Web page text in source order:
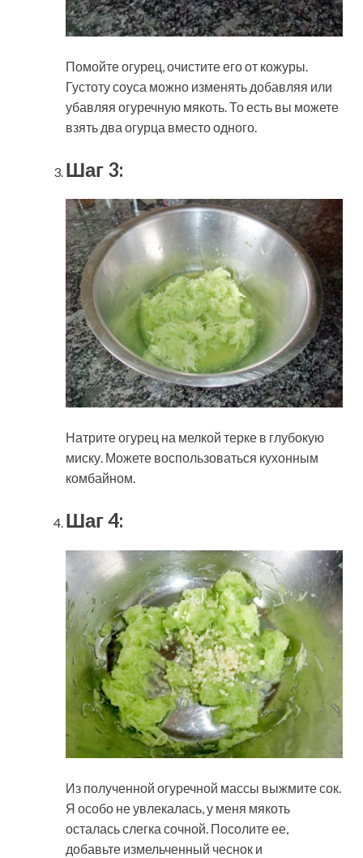
Помойте огурец, очистите его от кожуры.
Густоту соуса можно изменять добавляя или
убавляя огуречную мякоть. То есть вы можете
взять два огурца вместо одного.
Шаг 3:
Натрите огурец на мелкой терке в глубокую
миску. Можете воспользоваться кухонным
комбайном.
Шаг 4:
Из полученной огуречной массы выжмите сок.
Я особо не увлекалась, у меня мякоть
осталась слегка сочной. Посолите ее,
добавьте измельченный чеснок и